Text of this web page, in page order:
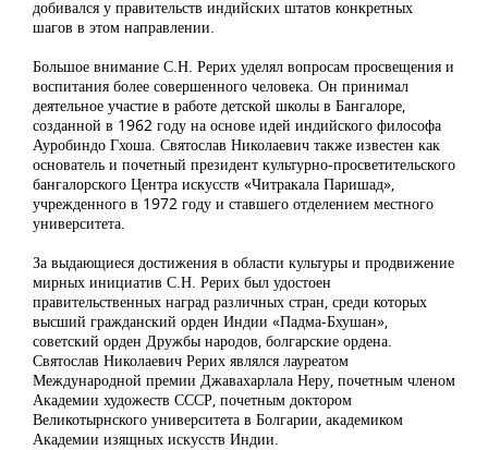
добивался у правительств индийских штатов конкретных
шагов в этом направлении.
Большое внимание С.Н. Рерих уделял вопросам просвещения и
воспитания более совершенного человека. Он принимал
деятельное участие в работе детской школы в Бангалоре,
созданной в 1962 году на основе идей индийского философа
Ауробиндо Гхоша. Святослав Николаевич также известен как
основатель и почетный президент культурно-просветительского
бангалорского Центра искусств «Читракала Паришад»,
учрежденного в 1972 году и ставшего отделением местного
университета.
За выдающиеся достижения в области культуры и продвижение
мирных инициатив С.Н. Рерих был удостоен
правительственных наград различных стран, среди которых
высший гражданский орден Индии «Падма-Бхушан»,
советский орден Дружбы народов, болгарские ордена.
Святослав Николаевич Рерих являлся лауреатом
Международной премии Джавахарлала Неру, почетным членом
Академии художеств СССР, почетным доктором
Великотырнского университета в Болгарии, академиком
Академии изящных искусств Индии.